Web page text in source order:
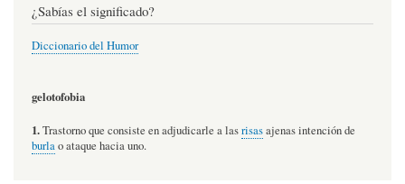
¿Sabías el significado?
Diccionario del Humor
gelotofobia
1.Trastorno que consiste en adjudicarle a lasrisasajenas intención de
burlao ataque hacia uno.